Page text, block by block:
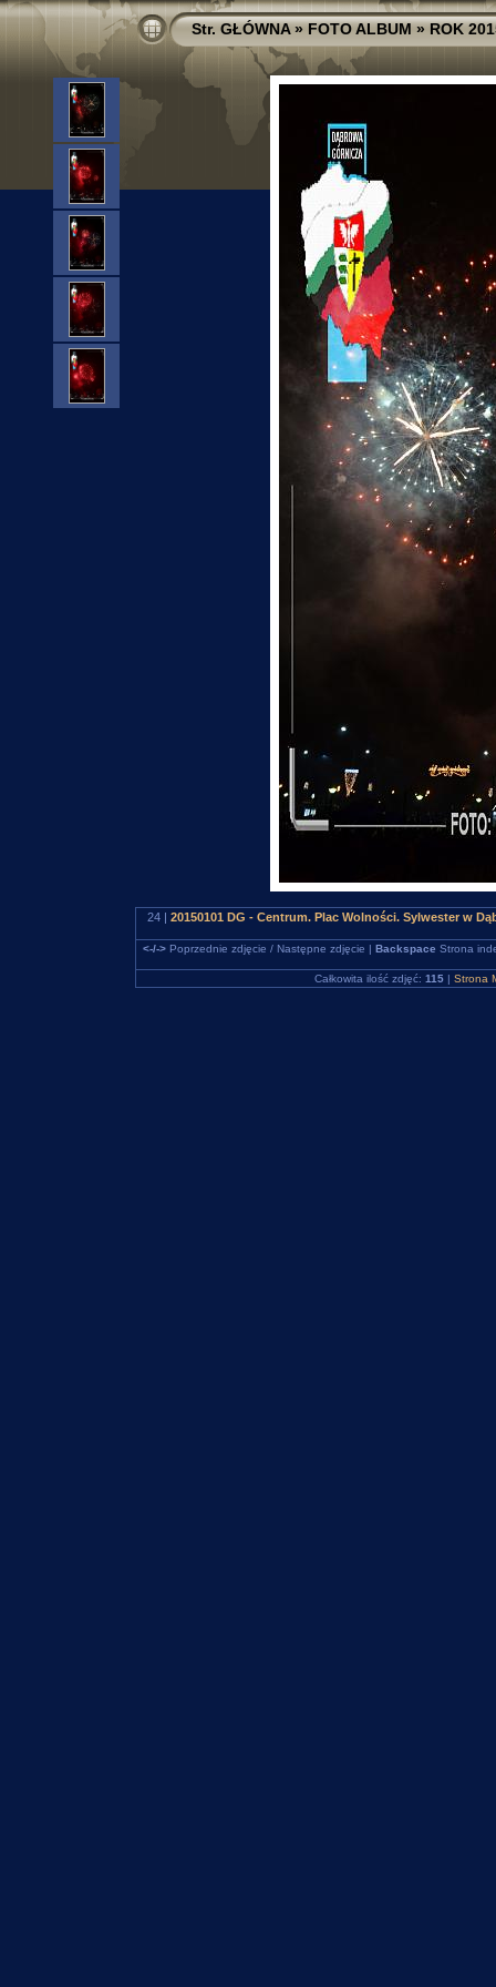
Str. GŁÓWNA»FOTO ALBUM»ROK
24 | 20150101 DG - Centrum. Plac Wolności. Sylwester w
<-/->Poprzednie zdjęcie / Następne zdjęcie | Backspace Strona
Całkowita ilość zdjęć: 115| Strona